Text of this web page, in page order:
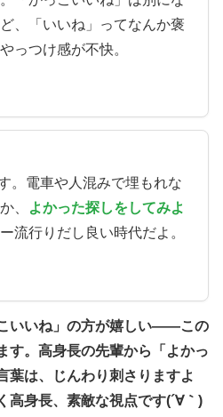
、「いいね」ってなんか褒
っつけ感が不快。
。電車や人混みで埋もれな
、
よかった探しをしてみよ
流行りだし良い時代だよ。
いいね」の方が嬉しい——この
す。高身長の先輩から「よかっ
葉は、じんわり刺さりますよ
高身長、素敵な視点です(´∀｀)